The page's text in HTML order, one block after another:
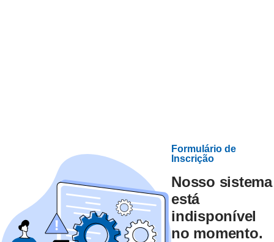
Formulário de
Inscrição
Nosso sistema
está
indisponível
no momento.